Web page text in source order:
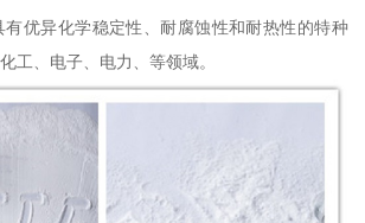
有优异化学稳定性、耐腐蚀性和耐热性的特种
工、电子、电力、等领域。